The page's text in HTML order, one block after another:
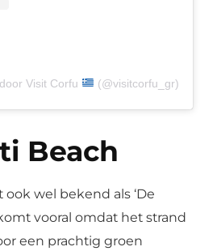
Visit Corfu (@visitcorfu_gr)
Beach
ook wel bekend als ‘De
vooral omdat het strand
een prachtig groen